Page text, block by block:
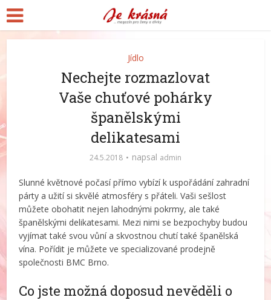
Jídlo
Nechejte rozmazlovat
Vaše chuťové pohárky
španělskými
delikatesami
24.5.2018 napsal admin
Slunné květnové počasí přímo vybízí k uspořádání zahradní
párty a užití si skvělé atmosféry s přáteli. Vaši sešlost
můžete obohatit nejen lahodnými pokrmy, ale také
španělskými delikatesami. Mezi nimi se bezpochyby budou
vyjímat také svou vůní a skvostnou chutí také španělská
vína. Pořídit je můžete ve specializované prodejně
společnosti BMC Brno.
Co jste možná doposud nevěděli o